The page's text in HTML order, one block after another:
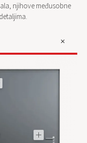
njihove međusobne
materijal
izdržljivom s
opcija boja i
Kombinujte